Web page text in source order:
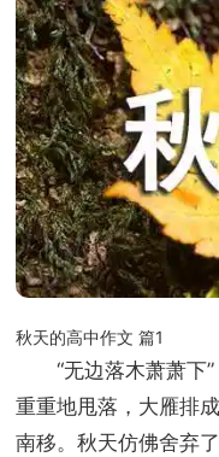
秋天的高中作文 篇1
“无边落木萧萧下
重重地甩落，大雁排
南移。秋天仿佛舍弃